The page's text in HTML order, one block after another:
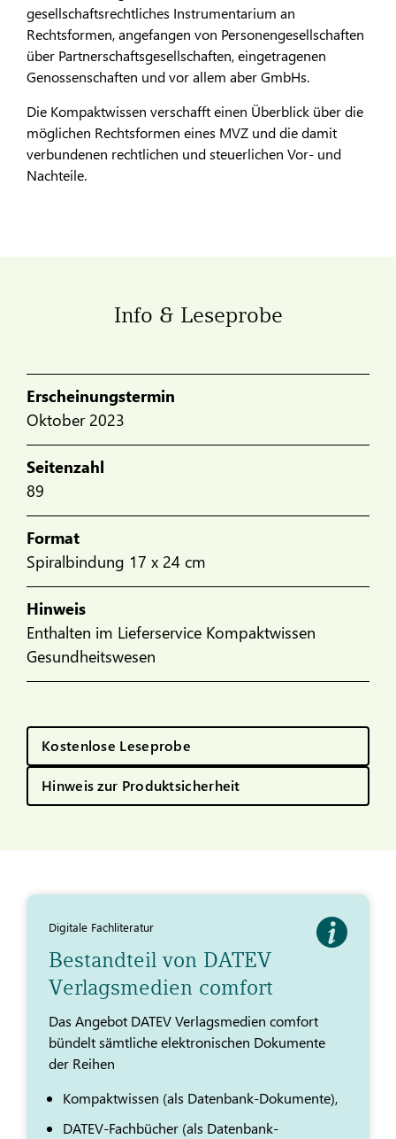
gesellschaftsrechtliches Instrumentarium an
Rechtsformen, angefangen von Personengesellschaften
über Partnerschaftsgesellschaften, eingetragenen
Genossenschaften und vor allem aber GmbHs.
Die Kompaktwissen verschafft einen Überblick über die
möglichen Rechtsformen eines MVZ und die damit
verbundenen rechtlichen und steuerlichen Vor- und
Nachteile.
Info & Leseprobe
Erscheinungstermin
Oktober 2023
Seitenzahl
89
Format
Spiralbindung 17 x 24 cm
Hinweis
Enthalten im Lieferservice Kompaktwissen
Gesundheitswesen
Kostenlose Leseprobe
Hinweis zur Produktsicherheit
Digitale Fachliteratur
Bestandteil von DATEV
Verlagsmedien comfort
Das Angebot DATEV Verlagsmedien comfort
bündelt sämtliche elektronischen Dokumente
der Reihen
Kompaktwissen (als Datenbank-Dokumente),
DATEV-Fachbücher (als Datenbank-